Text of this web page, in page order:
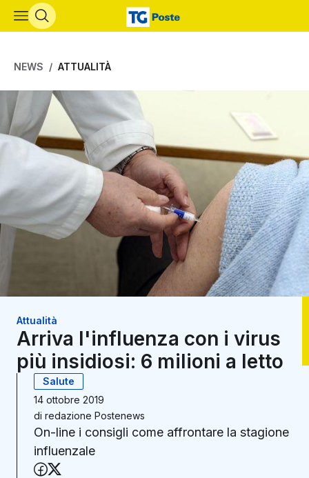
Vai al contenuto principale
NEWS ATTUALITÀ
Attualità
Arriva l'influenza con i virus
più insidiosi: 6 milioni a letto
Salute
14 ottobre 2019
di redazione Postenews
On-line i consigli come affrontare la stagione
influenzale
Condividi su Facebook